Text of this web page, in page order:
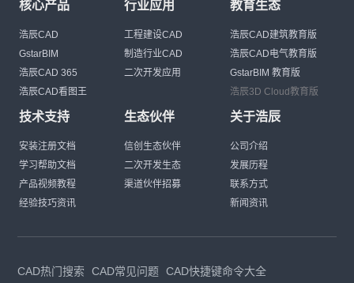
核心产品
浩辰CAD
GstarBIM
浩辰CAD 365
浩辰CAD看图王
行业应用
工程建设CAD
制造行业CAD
二次开发应用
教育生态
浩辰CAD建筑教育版
浩辰CAD电气教育版
GstarBIM 教育版
浩辰3D Cloud教育版
技术支持
安装注册文档
学习帮助文档
产品视频教程
经验技巧资讯
生态伙伴
信创生态伙伴
二次开发生态
渠道伙伴招募
关于浩辰
公司介绍
发展历程
联系方式
新闻资讯
CAD热门搜索 CAD常见问题 CAD快捷键命令大全